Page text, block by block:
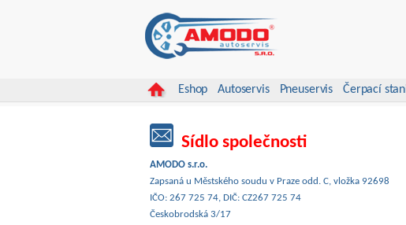
Eshop Autoservis Pneuservis Čerpací
Sídlo společnosti
AMODO s.r.o.
Zapsaná u Městského soudu v Praze odd. C, vložka 92698
IČO: 267 725 74, DIČ: CZ267 725 74
Českobrodská 3/17